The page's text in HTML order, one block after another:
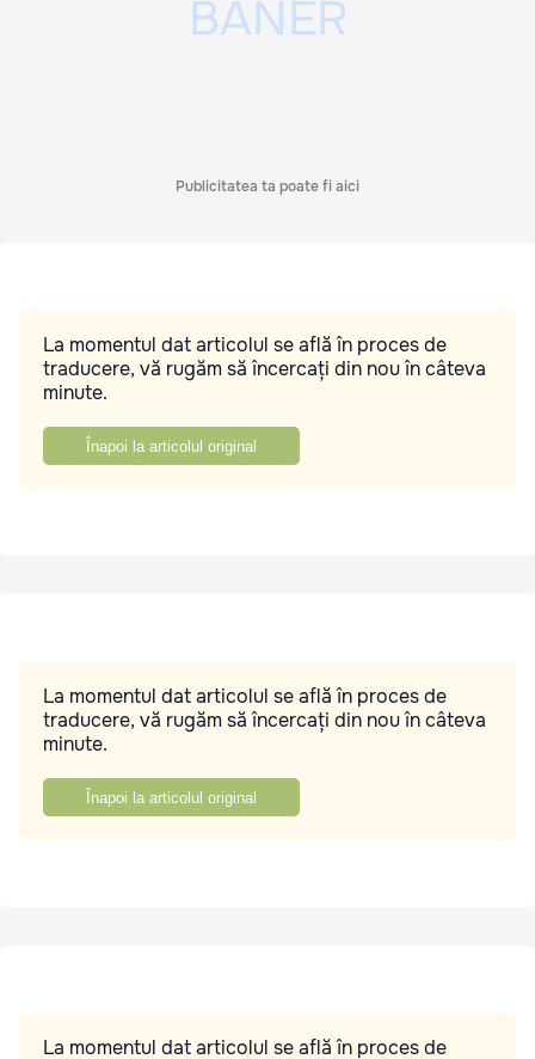
Publicitatea ta poate fi aici
La momentul dat articolul se află în proces de
traducere, vă rugăm să încercați din nou în câteva
minute.
Înapoi la articolul original
La momentul dat articolul se află în proces de
traducere, vă rugăm să încercați din nou în câteva
minute.
Înapoi la articolul original
La momentul dat articolul se află în proces de